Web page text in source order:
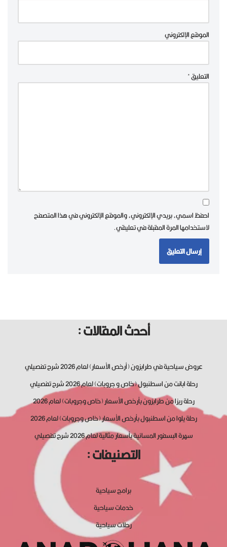
الموقع الإلكتروني
التعليق*
احفظ اسمي، بريدي الإلكتروني، والموقع الإلكتروني في هذا المتصفح
لاستخدامها المرة المقبلة في تعليقي.
أحدث المقالات :
عروض سياحية في طرابزون (أرخص الأسعار) لعام 2026 شرح تفصيلي
رحلة ابانت من اسطنبول (خاص و جروبات) لعام 2026 شرح تفصيلي
رحلة ريزا من طرابزون بأرخص الأسعار (خاص وجروبات) لعام 2026
رحلة يلوا من اسطنبول بأرخص الأسعار (خاص وجروبات) لعام 2026
سهرة البسفور المسائية بأسعار مثالية لعام 2026 شرح تفصيلي
التصنيفات :
برامج سياحية
خدمات سياحية
رحلات سياحية